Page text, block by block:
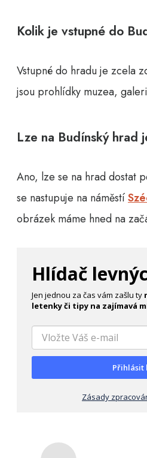
Kolik je vstupné do
Vstupné do hradu je zcela
jsou prohlídky muzea,
Lze na Budínský hrad
Ano, lze se na hrad dostat
se nastupuje na náměstí
obrázek máme hned na
Hlídač
Jen jednou za čas vám zašlu ty
letenky či tipy na zajímavá
Přihlásit
Zásady